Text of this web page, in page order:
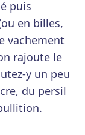
puis
en billes,
vachement
rajoute le
y un peu
du persil